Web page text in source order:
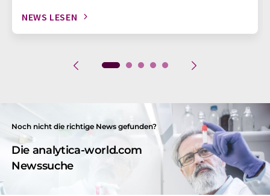
NEWS LESEN
Noch nicht die richtige News gefunden?
Die analytica-world.com
Newssuche